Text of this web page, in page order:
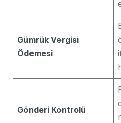
Gümrük Vergisi
Ödemesi
Gönderi Kontrolü